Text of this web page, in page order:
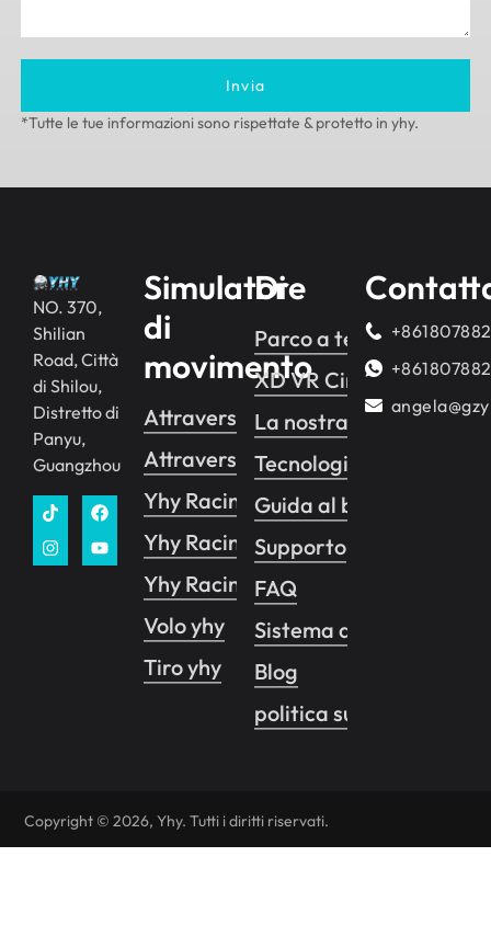
Invia
*Tutte le tue informazioni sono rispettate & protetto in yhy.
NO. 370,
Shilian
Road, Città
di Shilou,
Distretto di
Panyu,
Guangzhou
Simulatore
di
movimento
Attraversamento yhy 2
Attraversamento yhy 1
Yhy Racing
Yhy Racing VR
Yhy Racing Pro
Volo yhy
Tiro yhy
Di
Parco a tema VR
XD VR Cinema
La nostra storia
Tecnologia
Guida al business
Supporto
FAQ
Sistema di controllo
Blog
politica sulla
Copyright © 2026, Yhy. Tutti i diritti riservati.